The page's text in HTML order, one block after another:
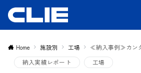
Home 施設別 工場
≪納入事例≫カンタ
納入実績レポート
工場